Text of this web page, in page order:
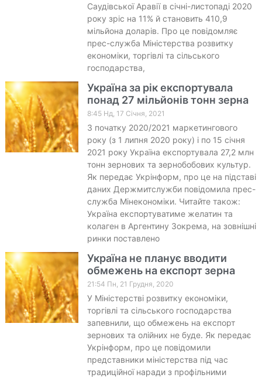
Саудівської Аравії в січні-листопаді 2020
року зріс на 11% й становить 410,9
мільйона доларів. Про це повідомляє
прес-служба Міністерства розвитку
економіки, торгівлі та сільського
господарства,
Україна за рік експортувала
понад 27 мільйонів тонн зерна
8:45 Нд, 17 Січня, 2021
З початку 2020/2021 маркетингового
року (з 1 липня 2020 року) і по 15 січня
2021 року Україна експортувала 27,2 млн
тонн зернових та зернобобових культур.
Як передає Укрінформ, про це на підставі
даних Держмитслужби повідомила прес-
служба Мінекономіки. Читайте також:
Україна експортуватиме желатин та
колаген в Аргентину Зокрема, на зовнішні
ринки поставлено
Україна не планує вводити
обмежень на експорт зерна
21:54 Пн, 21 Грудня, 2020
У Міністерстві розвитку економіки,
торгівлі та сільського господарства
запевнили, що обмежень на експорт
зернових та олійних не буде. Як передає
Укрінформ, про це повідомили
представники міністерства під час
традиційної наради з профільними